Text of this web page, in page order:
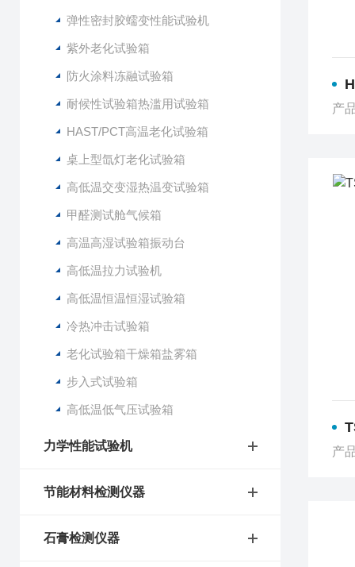
弹性密封胶蠕变性能试验机
紫外老化试验箱
防火涂料冻融试验箱
耐候性试验箱热滥用试验箱
HAST/PCT高温老化试验箱
桌上型氙灯老化试验箱
高低温交变湿热温变试验箱
甲醛测试舱气候箱
高温高湿试验箱振动台
高低温拉力试验机
高低温恒温恒湿试验箱
冷热冲击试验箱
老化试验箱干燥箱盐雾箱
步入式试验箱
高低温低气压试验箱
力学性能试验机
节能材料检测仪器
石膏检测仪器
产
产